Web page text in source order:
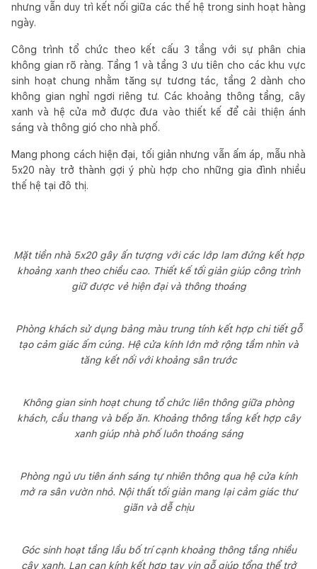
nhưng vẫn duy trì kết nối giữa các thế hệ trong sinh hoạt hàng
ngày.
Công trình tổ chức theo kết cấu 3 tầng với sự phân chia
không gian rõ ràng. Tầng 1 và tầng 3 ưu tiên cho các khu vực
sinh hoạt chung nhằm tăng sự tương tác, tầng 2 dành cho
không gian nghỉ ngơi riêng tư. Các khoảng thông tầng, cây
xanh và hệ cửa mở được đưa vào thiết kế để cải thiện ánh
sáng và thông gió cho nhà phố.
Mang phong cách hiện đại, tối giản nhưng vẫn ấm áp, mẫu nhà
5x20 này trở thành gợi ý phù hợp cho những gia đình nhiều
thế hệ tại đô thị.
Mặt tiền nhà 5x20 gây ấn tượng với các lớp lam đứng kết hợp
khoảng xanh theo chiều cao. Thiết kế tối giản giúp công trình
giữ được vẻ hiện đại và thông thoáng
Phòng khách sử dụng bảng màu trung tính kết hợp chi tiết gỗ
tạo cảm giác ấm cúng. Hệ cửa kính lớn mở rộng tầm nhìn và
tăng kết nối với khoảng sân trước
Không gian sinh hoạt chung tổ chức liên thông giữa phòng
khách, cầu thang và bếp ăn. Khoảng thông tầng kết hợp cây
xanh giúp nhà phố luôn thoáng sáng
Phòng ngủ ưu tiên ánh sáng tự nhiên thông qua hệ cửa kính
mở ra sân vườn nhỏ. Nội thất tối giản mang lại cảm giác thư
giãn và dễ chịu
Góc sinh hoạt tầng lầu bố trí cạnh khoảng thông tầng nhiều
cây xanh. Lan can kính kết hợp tay vịn gỗ giúp tổng thể trở